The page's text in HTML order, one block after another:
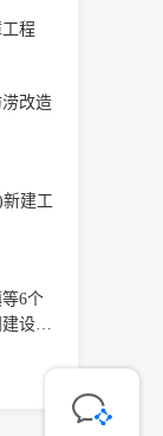
程
改造
建工
6个
设项
永顺